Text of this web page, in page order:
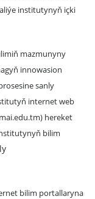
institutynyň içki
mazmunyny
innowasion
sanly
internet web
hereket
bilim
bilim portallaryna